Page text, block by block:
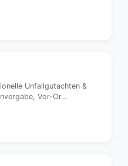
Unfallgutachten &
Vor-Or…